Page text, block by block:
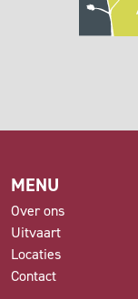
MENU
Over ons
Uitvaart
Locaties
Contact